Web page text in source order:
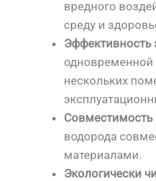
вредного
среду и
Эффективность
одновременной
нескольких
Совместимость
водорода
материалами.
Экологически